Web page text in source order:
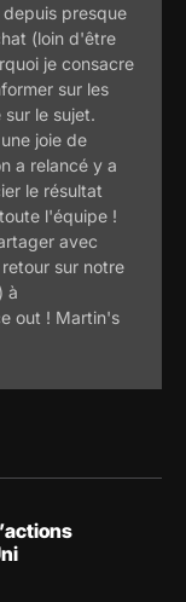
presque
(loin d'être
je consacre
sur les
le sujet.
joie de
a relancé y a
le résultat
l'équipe !
avec
sur notre
à
out ! Martin's